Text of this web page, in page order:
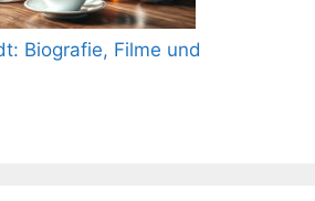
Biografie, Filme und